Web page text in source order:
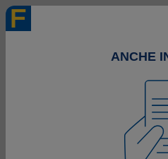
La finanza e l’economia spiegate in
ANCHE